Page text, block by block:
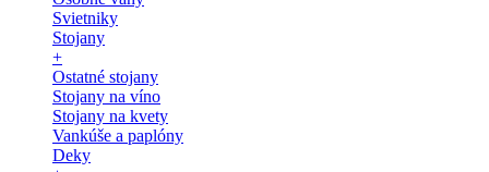
Svietniky
Stojany
+
Ostatné stojany
Stojany na víno
Stojany na kvety
Vankúše a paplóny
Deky